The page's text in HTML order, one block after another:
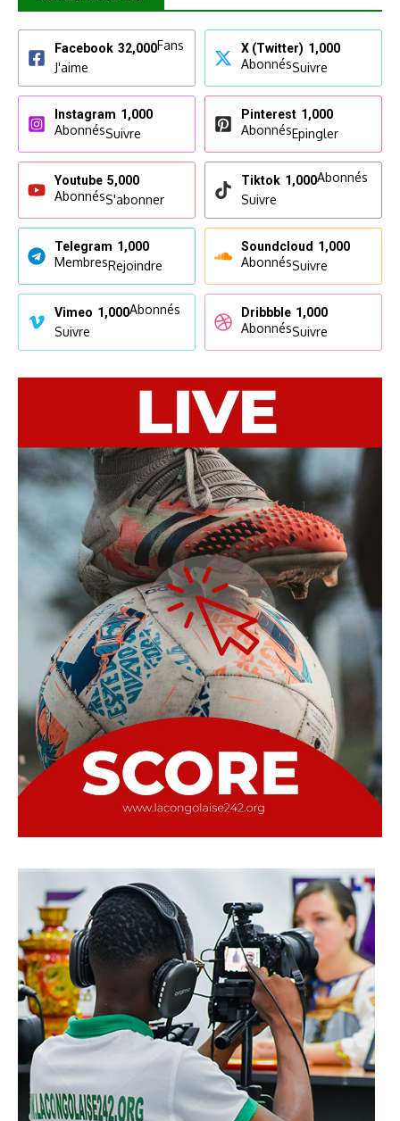
Facebook 32,000Fans
J'aime
X (Twitter) 1,000
AbonnésSuivre
Instagram 1,000
AbonnésSuivre
Pinterest 1,000
AbonnésEpingler
Youtube 5,000
AbonnésS'abonner
Tiktok 1,000Abonnés
Suivre
Telegram 1,000
MembresRejoindre
Soundcloud 1,000
AbonnésSuivre
Vimeo 1,000Abonnés
Suivre
Dribbble 1,000
AbonnésSuivre